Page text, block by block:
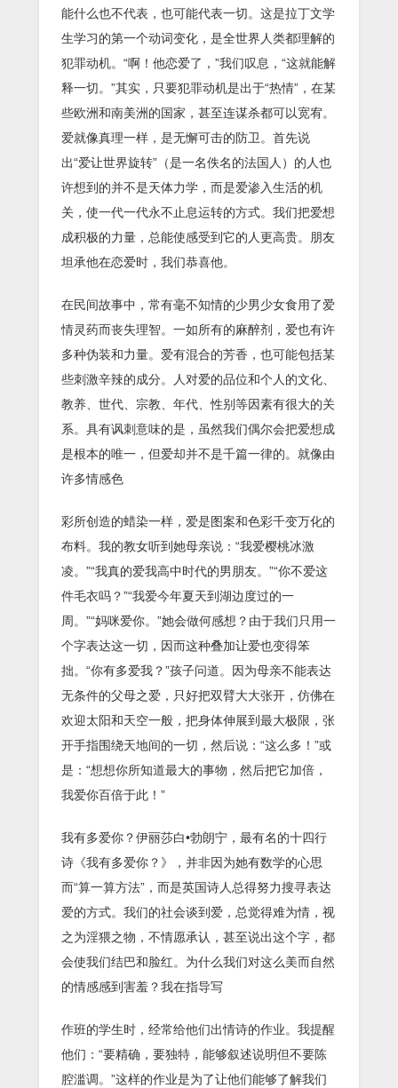
能什么也不代表，也可能代表一切。这是拉丁文学
生学习的第一个动词变化，是全世界人类都理解的
犯罪动机。“啊！他恋爱了，”我们叹息，“这就能解
释一切。”其实，只要犯罪动机是出于“热情”，在某
些欧洲和南美洲的国家，甚至连谋杀都可以宽宥。
爱就像真理一样，是无懈可击的防卫。首先说
出“爱让世界旋转”（是一名佚名的法国人）的人也
许想到的并不是天体力学，而是爱渗入生活的机
关，使一代一代永不止息运转的方式。我们把爱想
成积极的力量，总能使感受到它的人更高贵。朋友
坦承他在恋爱时，我们恭喜他。
在民间故事中，常有毫不知情的少男少女食用了爱
情灵药而丧失理智。一如所有的麻醉剂，爱也有许
多种伪装和力量。爱有混合的芳香，也可能包括某
些刺激辛辣的成分。人对爱的品位和个人的文化、
教养、世代、宗教、年代、性别等因素有很大的关
系。具有讽刺意味的是，虽然我们偶尔会把爱想成
是根本的唯一，但爱却并不是千篇一律的。就像由
许多情感色
彩所创造的蜡染一样，爱是图案和色彩千变万化的
布料。我的教女听到她母亲说：“我爱樱桃冰激
凌。”“我真的爱我高中时代的男朋友。”“你不爱这
件毛衣吗？”“我爱今年夏天到湖边度过的一
周。”“妈咪爱你。”她会做何感想？由于我们只用一
个字表达这一切，因而这种叠加让爱也变得笨
拙。“你有多爱我？”孩子问道。因为母亲不能表达
无条件的父母之爱，只好把双臂大大张开，仿佛在
欢迎太阳和天空一般，把身体伸展到最大极限，张
开手指围绕天地间的一切，然后说：“这么多！”或
是：“想想你所知道最大的事物，然后把它加倍，
我爱你百倍于此！”
我有多爱你？伊丽莎白•勃朗宁，最有名的十四行
诗《我有多爱你？》，并非因为她有数学的心思
而“算一算方法”，而是英国诗人总得努力搜寻表达
爱的方式。我们的社会谈到爱，总觉得难为情，视
之为淫猥之物，不情愿承认，甚至说出这个字，都
会使我们结巴和脸红。为什么我们对这么美而自然
的情感感到害羞？我在指导写
作班的学生时，经常给他们出情诗的作业。我提醒
他们：“要精确，要独特，能够叙述说明但不要陈
腔滥调。”这样的作业是为了让他们能够了解我们